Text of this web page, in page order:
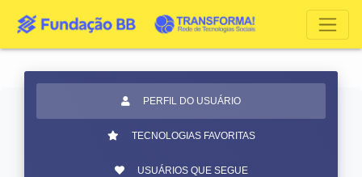
PERFIL DO USUÁRIO
TECNOLOGIAS FAVORITAS
USUÁRIOS QUE SEGUE